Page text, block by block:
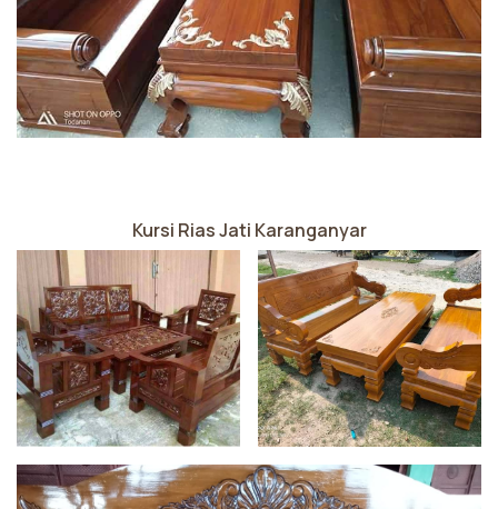
Kursi Rias Jati Karanganyar